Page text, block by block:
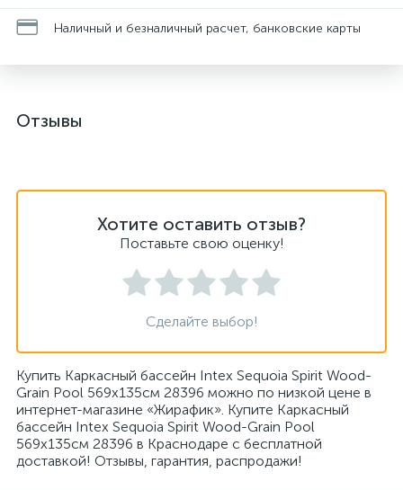
Наличный и безналичный расчет, банковские карты
Отзывы
Хотите оставить отзыв?
Поставьте свою оценку!
Сделайте выбор!
Купить Каркасный бассейн Intex Sequoia Spirit Wood-
Grain Pool 569x135см 28396 можно по низкой цене в
интернет-магазине «Жирафик». Купите Каркасный
бассейн Intex Sequoia Spirit Wood-Grain Pool
569x135см 28396 в Краснодаре с бесплатной
доставкой! Отзывы, гарантия, распродажи!